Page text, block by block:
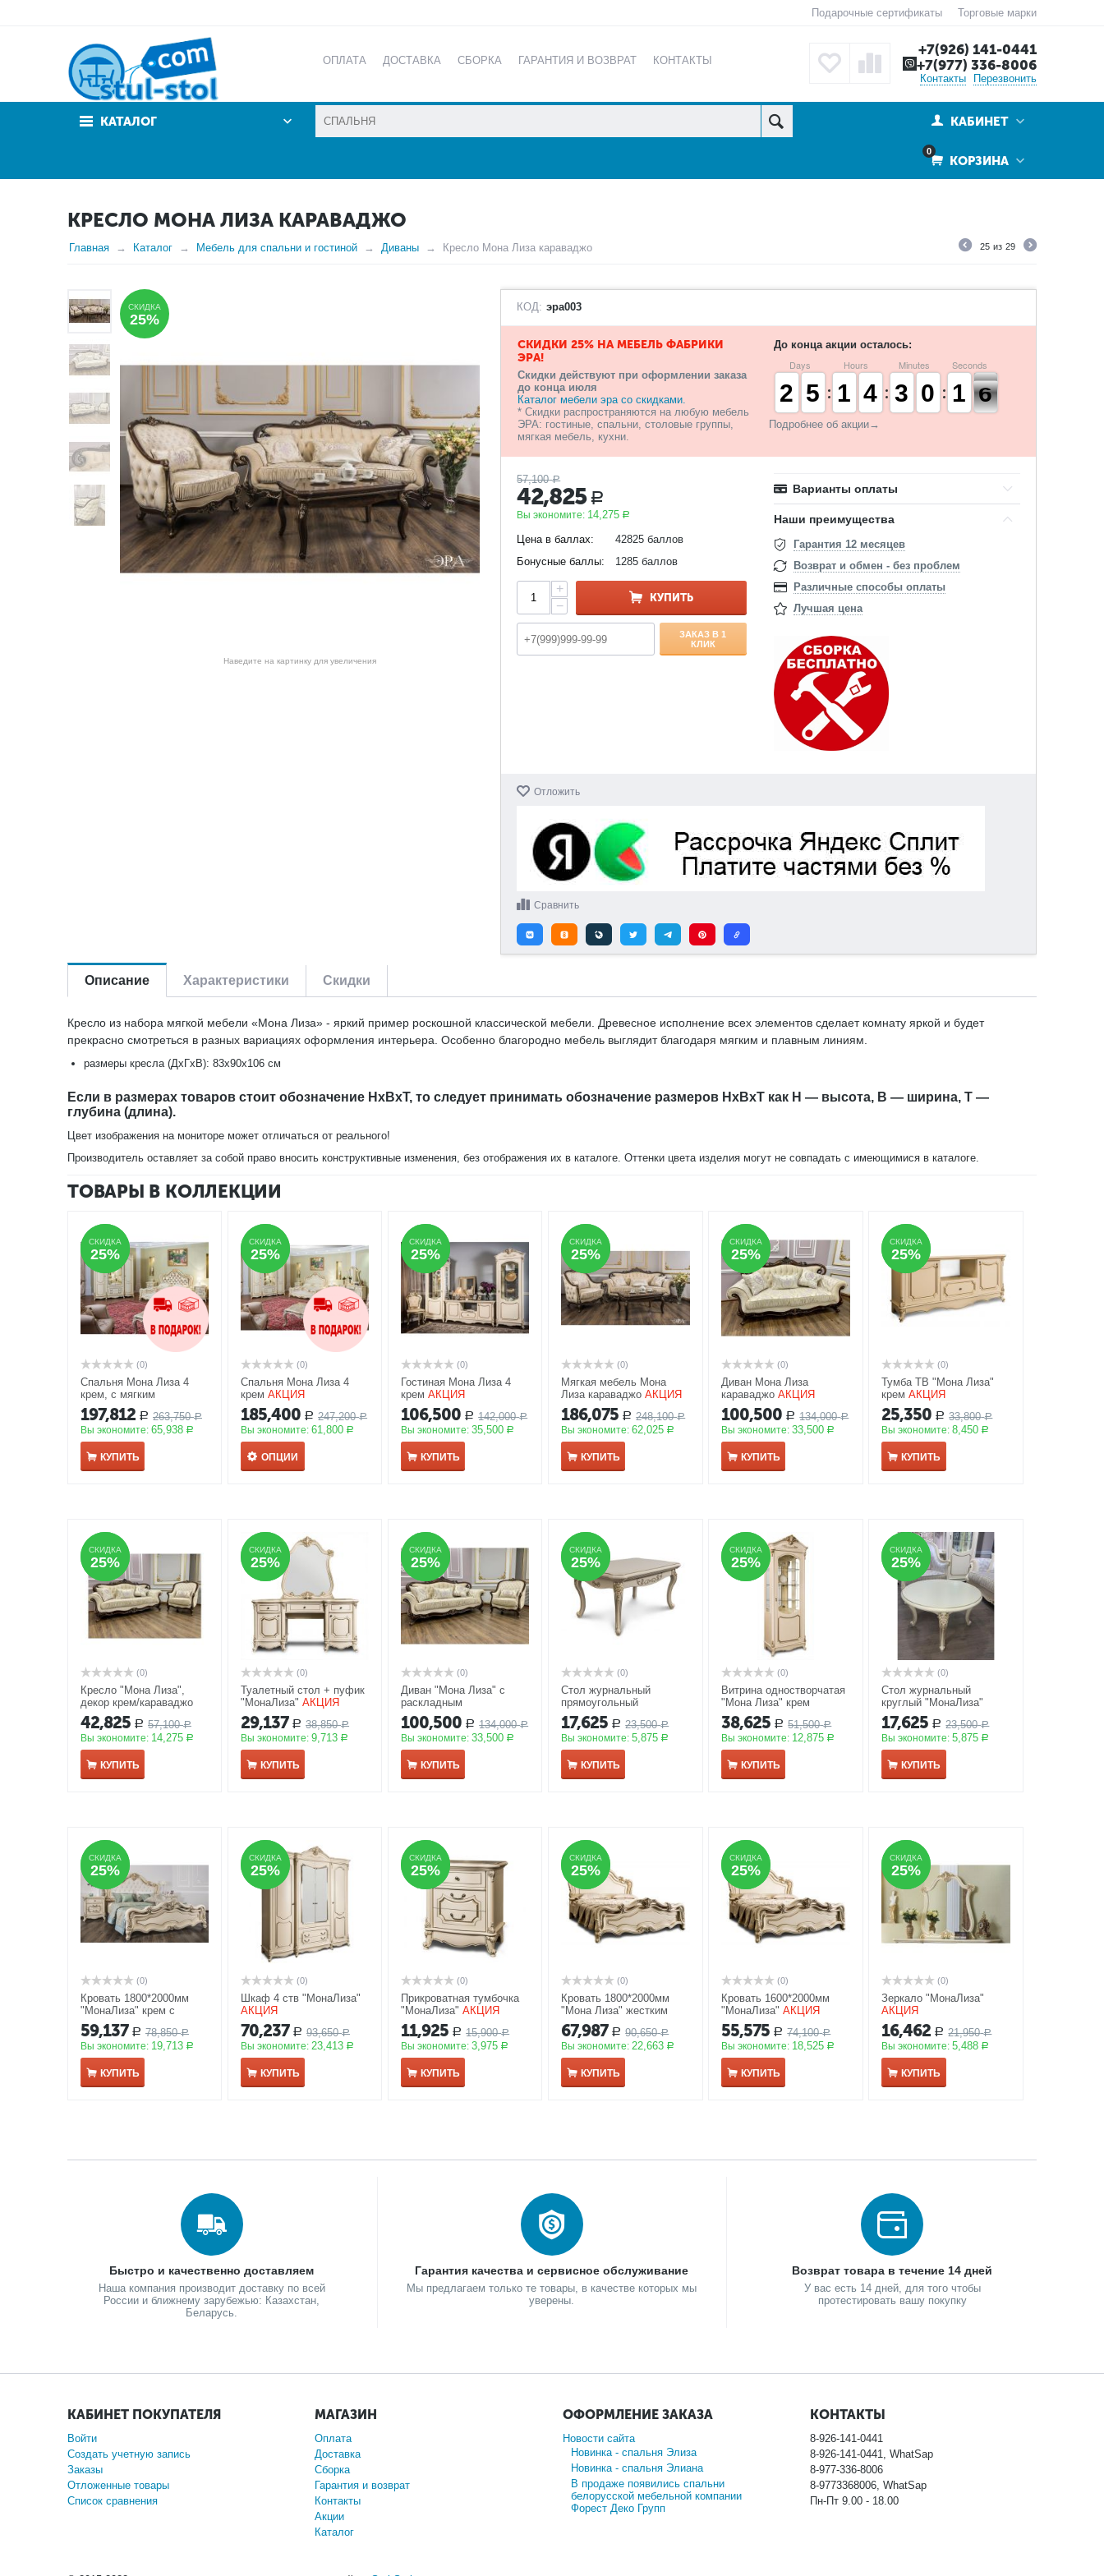
Подарочные сертификаты Торговые марки
ОПЛАТА ДОСТАВКА СБОРКА ГАРАНТИЯ И ВОЗВРАТ КОНТАКТЫ
+7(926) 141-0441
+7(977) 336-8006
Контакты Перезвонить
КАТАЛОГ КАБИНЕТ
0
КОРЗИНА
КРЕСЛО МОНА ЛИЗА КАРАВАДЖО
Главная Каталог Мебель для спальни и гостиной Диваны Кресло Мона Лиза караваджо 25 из 29
СКИДКА
25%
Наведите на картинку для увеличения
КОД: эра003
СКИДКИ 25% НА МЕБЕЛЬ ФАБРИКИ
ЭРА!
Скидки действуют при оформлении заказа
до конца июля
Каталог мебели эра со скидками.
* Скидки распространяются на любую мебель
ЭРА: гостиные, спальни, столовые группы,
мягкая мебель, кухни.
До конца акции осталось:
Days
1
1
2
2 4
4
5
5
Hours
1
1
1
1 3
3
4
4
Minutes
2
2
3
3 9
9
0
0
Seconds
2
1
1 5
5
4
Подробнее об акции→
57,100 Р
42,825 Р
Вы экономите: 14,275 Р
Цена в баллах:
42825 баллов
Бонусные баллы:
1285 баллов
+
−
КУПИТЬ
ЗАКАЗ В 1
КЛИК
Варианты оплаты
Наши преимущества
Гарантия 12 месяцев
Возврат и обмен - без проблем
Различные способы оплаты
Лучшая цена
Отложить
Сравнить
Описание Характеристики Скидки
Кресло из набора мягкой мебели «Мона Лиза» - яркий пример роскошной классической мебели. Древесное исполнение всех элементов сделает комнату яркой и будет
прекрасно смотреться в разных вариациях оформления интерьера. Особенно благородно мебель выглядит благодаря мягким и плавным линиям.
размеры кресла (ДхГхВ): 83х90х106 см
Если в размерах товаров стоит обозначение HxBxT, то следует принимать обозначение размеров HxBxT как H — высота, B — ширина, T —
глубина (длина).
Цвет изображения на мониторе может отличаться от реального!
Производитель оставляет за собой право вносить конструктивные изменения, без отображения их в каталоге. Оттенки цвета изделия могут не совпадать с имеющимися в каталоге.
ТОВАРЫ В КОЛЛЕКЦИИ
СКИДКА
25%
СКИДКА
25%
(0)
Спальня Мона Лиза 4
крем, с мягким
изголовьем
197,812 Р 263,750 Р
Вы экономите: 65,938 Р
КУПИТЬ
СКИДКА
25%
СКИДКА
25%
(0)
Спальня Мона Лиза 4
крем АКЦИЯ
185,400 Р 247,200 Р
Вы экономите:61,800 Р
ОПЦИИ
СКИДКА
25%
СКИДКА
25%
(0)
Гостиная Мона Лиза 4
крем АКЦИЯ
106,500 Р 142,000 Р
Вы экономите:35,500 Р
КУПИТЬ
СКИДКА
25%
СКИДКА
25%
(0)
Мягкая мебель Мона
Лиза караваджо АКЦИЯ
186,075 Р 248,100 Р
Вы экономите:62,025 Р
КУПИТЬ
СКИДКА
25%
СКИДКА
25%
(0)
Диван Мона Лиза
караваджо АКЦИЯ
100,500 Р 134,000 Р
Вы экономите:33,500 Р
КУПИТЬ
СКИДКА
25%
СКИДКА
25%
(0)
Тумба ТВ "Мона Лиза"
крем АКЦИЯ
25,350 Р 33,800 Р
Вы экономите:8,450 Р
КУПИТЬ
СКИДКА
25%
СКИДКА
25%
(0)
Кресло "Мона Лиза",
декор крем/караваджо
АКЦИЯ
42,825 Р 57,100 Р
Вы экономите: 14,275 Р
КУПИТЬ
СКИДКА
25%
СКИДКА
25%
(0)
Туалетный стол + пуфик
"МонаЛиза" АКЦИЯ
29,137 Р 38,850 Р
Вы экономите:9,713 Р
КУПИТЬ
СКИДКА
25%
СКИДКА
25%
(0)
Диван "Мона Лиза" с
раскладным
механизмом, декор крем/
караваджо АКЦИЯ
100,500 Р 134,000 Р
Вы экономите:33,500 Р
КУПИТЬ
СКИДКА
25%
СКИДКА
25%
(0)
Стол журнальный
прямоугольный
"МонаЛиза" крем
АКЦИЯ
17,625 Р 23,500 Р
Вы экономите:5,875 Р
КУПИТЬ
СКИДКА
25%
СКИДКА
25%
(0)
Витрина одностворчатая
"Мона Лиза" крем
АКЦИЯ
38,625 Р 51,500 Р
Вы экономите: 12,875 Р
КУПИТЬ
СКИДКА
25%
СКИДКА
25%
(0)
Стол журнальный
круглый "МонаЛиза"
крем АКЦИЯ
17,625 Р 23,500 Р
Вы экономите:5,875 Р
КУПИТЬ
СКИДКА
25%
СКИДКА
25%
(0)
Кровать 1800*2000мм
"МонаЛиза" крем с
мягким изголовьем с
каретной стяжкой.
АКЦИЯ
59,137 Р 78,850 Р
Вы экономите: 19,713 Р
КУПИТЬ
СКИДКА
25%
СКИДКА
25%
(0)
Шкаф 4 ств "МонаЛиза"
АКЦИЯ
70,237 Р 93,650 Р
Вы экономите:23,413 Р
КУПИТЬ
СКИДКА
25%
СКИДКА
25%
(0)
Прикроватная тумбочка
"МонаЛиза" АКЦИЯ
11,925 Р 15,900 Р
Вы экономите:3,975 Р
КУПИТЬ
СКИДКА
25%
СКИДКА
25%
(0)
Кровать 1800*2000мм
"Мона Лиза" жестким
изголовьем
67,987 Р 90,650 Р
Вы экономите:22,663 Р
КУПИТЬ
СКИДКА
25%
СКИДКА
25%
(0)
Кровать 1600*2000мм
"МонаЛиза" АКЦИЯ
55,575 Р 74,100 Р
Вы экономите: 18,525 Р
КУПИТЬ
СКИДКА
25%
СКИДКА
25%
(0)
Зеркало "МонаЛиза"
АКЦИЯ
16,462 Р 21,950 Р
Вы экономите:5,488 Р
КУПИТЬ
Быстро и качественно доставляем
Наша компания производит доставку по всей
России и ближнему зарубежью: Казахстан,
Беларусь.
Гарантия качества и сервисное обслуживание
Мы предлагаем только те товары, в качестве которых мы
уверены.
Возврат товара в течение 14 дней
У вас есть 14 дней, для того чтобы
протестировать вашу покупку
КАБИНЕТ ПОКУПАТЕЛЯ
Войти
Создать учетную запись
Заказы
Отложенные товары
Список сравнения
МАГАЗИН
Оплата
Доставка
Сборка
Гарантия и возврат
Контакты
Акции
Каталог
ОФОРМЛЕНИЕ ЗАКАЗА
Новости сайта
Новинка - спальня Элиза
Новинка - спальня Элиана
В продаже появились спальни
белорусской мебельной компании
Форест Деко Групп
КОНТАКТЫ
8-926-141-0441
8-926-141-0441, WhatSap
8-977-336-8006
8-9773368006, WhatSap
Пн-Пт 9.00 - 18.00